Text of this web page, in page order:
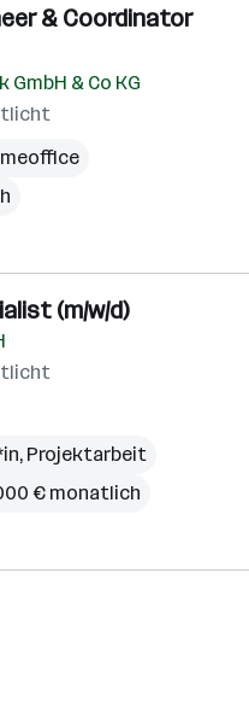
& Coordinator
& Co KG
(m/w/d)
Projektarbeit
€ monatlich